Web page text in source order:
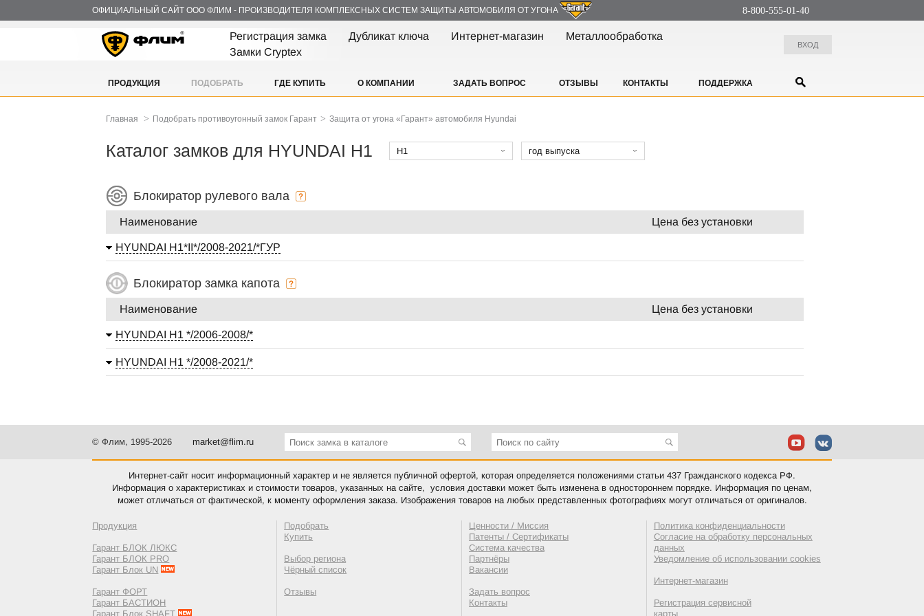
ОФИЦИАЛЬНЫЙ САЙТ ООО ФЛИМ - ПРОИЗВОДИТЕЛЯ КОМПЛЕКСНЫХ СИСТЕМ ЗАЩИТЫ АВТОМОБИЛЯ ОТ УГОНА 8-800-555-01-40
Регистрация замка Дубликат ключа Интернет-магазин
Металлообработка
Замки Cryptex
ВХОД
ПРОДУКЦИЯ ПОДОБРАТЬ ГДЕ КУПИТЬ О КОМПАНИИ ЗАДАТЬ ВОПРОС ОТЗЫВЫ КОНТАКТЫ ПОДДЕРЖКА
Главная > Подобрать противоугонный замок Гарант > Защита от угона «Гарант» автомобиля Hyundai
Каталог замков для HYUNDAI H1 H1 год выпуска
Блокиратор рулевого вала
Наименование Цена без установки
HYUNDAI H1*II*/2008-2021/*ГУР
Блокиратор замка капота
Наименование Цена без установки
HYUNDAI H1 */2006-2008/*
HYUNDAI H1 */2008-2021/*
© Флим, 1995-2026 market@flim.ru
Интернет-сайт носит информационный характер и не является публичной офертой, которая определяется положениями статьи 437 Гражданского кодекса РФ.
Информация о характеристиках и стоимости товаров, указанных на сайте, условия доставки может быть изменена в одностороннем порядке. Информация по ценам,
может отличаться от фактической, к моменту оформления заказа. Изображения товаров на любых представленных фотографиях могут отличаться от оригиналов.
Продукция
Гарант БЛОК ЛЮКС
Гарант БЛОК PRO
Гарант Блок UN
Гарант ФОРТ
Гарант БАСТИОН
Гарант Блок SHAFT
Подобрать
Купить
Выбор региона
Чёрный список
Отзывы
Ценности / Миссия
Патенты / Сертификаты
Система качества
Партнёры
Вакансии
Задать вопрос
Контакты
Политика конфиденциальности
Согласие на обработку персональных
данных
Уведомление об использовании cookies
Интернет-магазин
Регистрация сервисной
карты